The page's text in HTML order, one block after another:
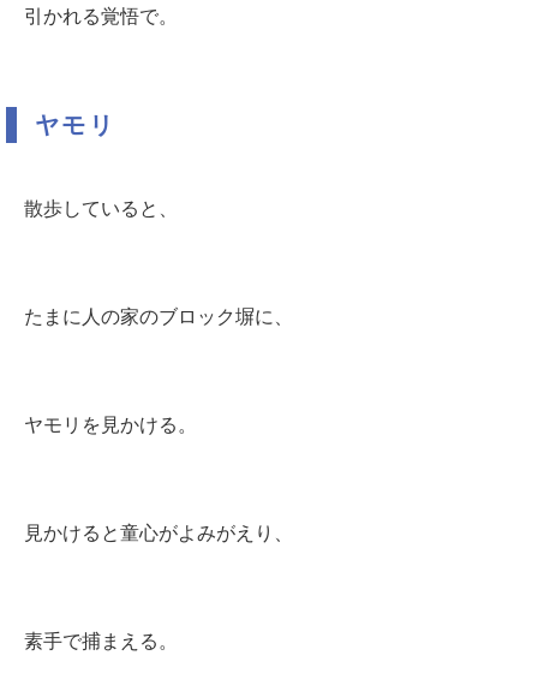
引かれる覚悟で。
ヤモリ
散歩していると、
たまに人の家のブロック塀に、
ヤモリを見かける。
見かけると童心がよみがえり、
素手で捕まえる。